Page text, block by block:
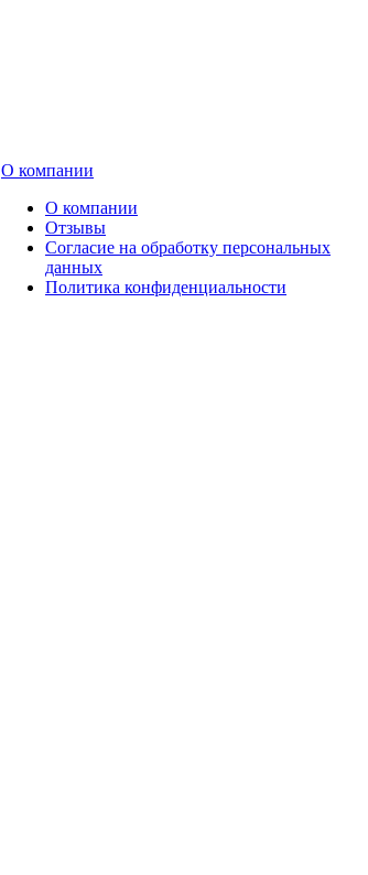
О компании
О компании
Отзывы
Согласие на обработку персональных
данных
Политика конфиденциальности